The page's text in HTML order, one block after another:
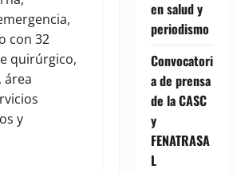
con 32
quirúrgico,
área
y
en salud y
periodismo
Convocatori
a de prensa
de la CASC
y
FENATRASA
L